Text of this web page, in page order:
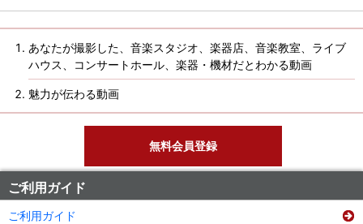
あなたが撮影した、音楽スタジオ、楽器店、音楽教室、ライブ
ハウス、コンサートホール、楽器・機材だとわかる動画
魅力が伝わる動画
無料会員登録
ご利用ガイド
ご利用ガイド